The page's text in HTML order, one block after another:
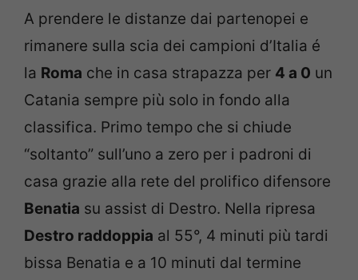
A prendere le distanze dai partenopei e
rimanere sulla scia dei campioni d’Italia é
la Roma che in casa strapazza per 4 a 0 un
Catania sempre più solo in fondo alla
classifica. Primo tempo che si chiude
“soltanto” sull’uno a zero per i padroni di
casa grazie alla rete del prolifico difensore
Benatia su assist di Destro. Nella ripresa
Destro raddoppia al 55°, 4 minuti più tardi
bissa Benatia e a 10 minuti dal termine